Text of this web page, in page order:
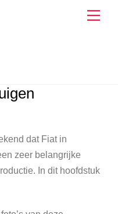
dat Fiat in
zeer belangrijke
In dit hoofdstuk